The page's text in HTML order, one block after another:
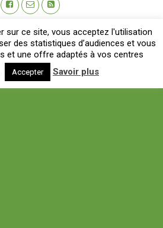
sur ce site, vous acceptez l'utilisation
des statistiques d’audiences et vous
et une offre adaptés à vos centres
Accepter Savoir plus